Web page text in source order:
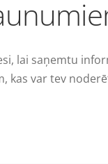
lai saņemtu
kas var tev